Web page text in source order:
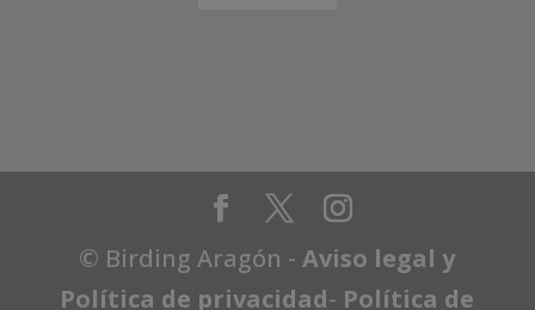
© Birding Aragón -Aviso legal y
Política de privacidad- Política de